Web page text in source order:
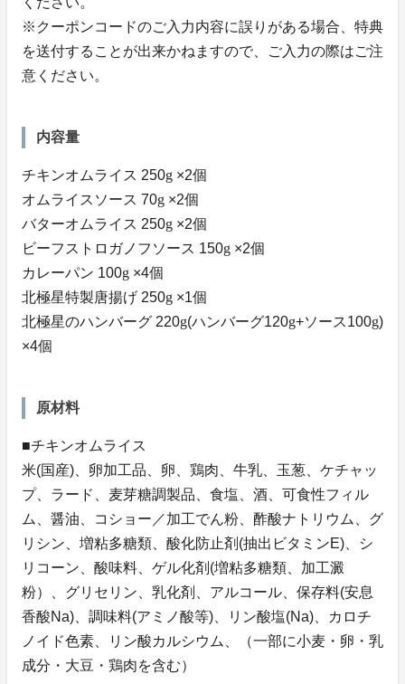
※クーポンコードのご入力内容に誤りがある場合、特典
を送付することが出来かねますので、ご入力の際はご注
意ください。
内容量
チキンオムライス 250g ×2個
オムライスソース 70g ×2個
バターオムライス 250g ×2個
ビーフストロガノフソース 150g ×2個
カレーパン 100g ×4個
北極星特製唐揚げ 250g ×1個
北極星のハンバーグ 220g(ハンバーグ120g+ソース100g)
×4個
原材料
■チキンオムライス
米(国産)、卵加工品、卵、鶏肉、牛乳、玉葱、ケチャッ
プ、ラード、麦芽糖調製品、食塩、酒、可食性フィル
ム、醤油、コショー／加工でん粉、酢酸ナトリウム、グ
リシン、増粘多糖類、酸化防止剤(抽出ビタミンE)、シ
リコーン、酸味料、ゲル化剤(増粘多糖類、加工澱
粉）、グリセリン、乳化剤、アルコール、保存料(安息
香酸Na)、調味料(アミノ酸等)、リン酸塩(Na)、カロチ
ノイド色素、リン酸カルシウム、（一部に小麦・卵・乳
成分・大豆・鶏肉を含む）